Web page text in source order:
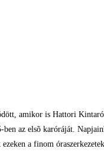
amikor is Hattori
ben az elsõ karóráját.
a finom